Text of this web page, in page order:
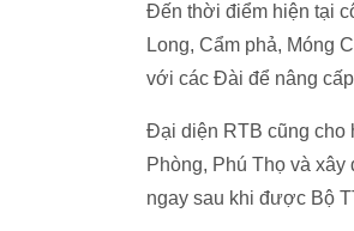
Đến thời điểm hiện tại
Long, Cẩm phả, Móng
với các Đài để nâng
Đại diện RTB cũng cho
Phòng, Phú Thọ và
ngay sau khi được Bộ